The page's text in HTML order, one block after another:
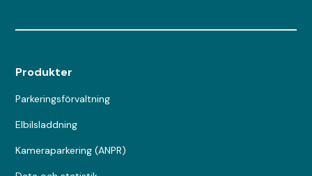
Produkter
Parkeringsförvaltning
Elbilsladdning
Kameraparkering (ANPR)